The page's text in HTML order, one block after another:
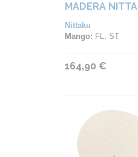
MADERA
Nittaku
Mango: FL, ST
164,90 €